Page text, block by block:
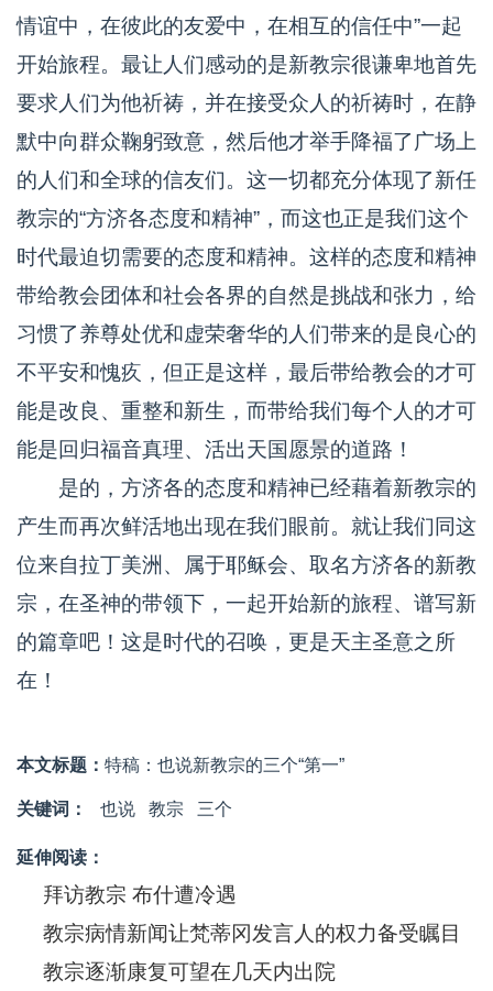
情谊中，在彼此的友爱中，在相互的信任中”一起
开始旅程。最让人们感动的是新教宗很谦卑地首先
要求人们为他祈祷，并在接受众人的祈祷时，在静
默中向群众鞠躬致意，然后他才举手降福了广场上
的人们和全球的信友们。这一切都充分体现了新任
教宗的“方济各态度和精神”，而这也正是我们这个
时代最迫切需要的态度和精神。这样的态度和精神
带给教会团体和社会各界的自然是挑战和张力，给
习惯了养尊处优和虚荣奢华的人们带来的是良心的
不平安和愧疚，但正是这样，最后带给教会的才可
能是改良、重整和新生，而带给我们每个人的才可
能是回归福音真理、活出天国愿景的道路！
是的，方济各的态度和精神已经藉着新教宗的
产生而再次鲜活地出现在我们眼前。就让我们同这
位来自拉丁美洲、属于耶稣会、取名方济各的新教
宗，在圣神的带领下，一起开始新的旅程、谱写新
的篇章吧！这是时代的召唤，更是天主圣意之所
在！
本文标题： 特稿：也说新教宗的三个“第一”
关键词： 也说 教宗 三个
延伸阅读：
拜访教宗 布什遭冷遇
教宗病情新闻让梵蒂冈发言人的权力备受瞩目
教宗逐渐康复可望在几天内出院